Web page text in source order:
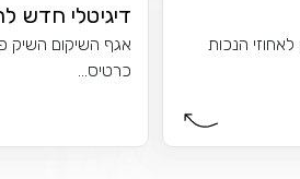
הנכות
דיגיטלי חדש
אגף השיקום השיק
כרטיס...